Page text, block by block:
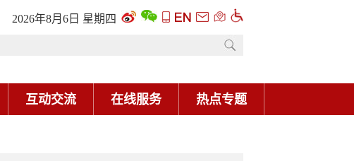
2026年8月6日 星期四
互动交流 在线服务 热点专题